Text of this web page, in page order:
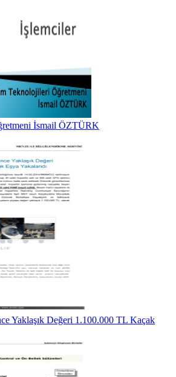
İsmail ÖZTÜRK
Yaklaşık Değeri 1.100.000 TL Kaçak